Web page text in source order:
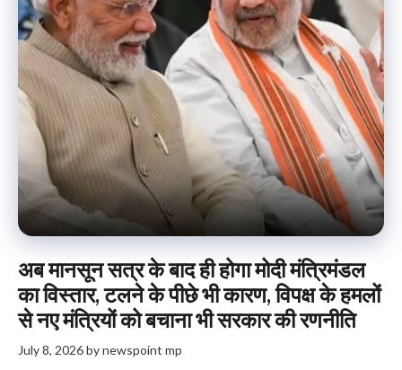
अब मानसून सत्र के बाद ही होगा मोदी मंत्रिमंडल
का विस्तार, टलने के पीछे भी कारण, विपक्ष के हमलों
से नए मंत्रियों को बचाना भी सरकार की रणनीति
July 8, 2026bynewspoint mp